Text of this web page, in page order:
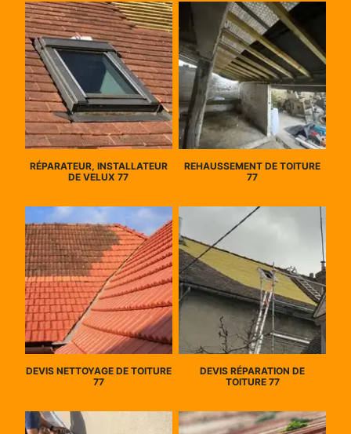
RÉPARATEUR, INSTALLATEUR
DE VELUX 77
REHAUSSEMENT DE TOITURE
77
DEVIS NETTOYAGE DE TOITURE
77
DEVIS RÉPARATION DE
TOITURE 77